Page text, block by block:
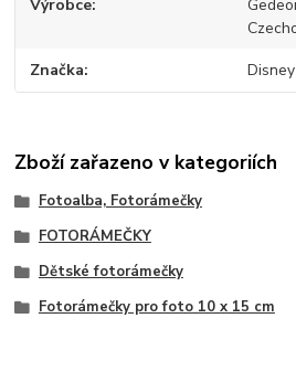
Výrobce
Značka Disney
Zboží zařazeno v kategoriích
Fotoalba, Fotorámečky
FOTORÁMEČKY
Dětské fotorámečky
Fotorámečky pro foto 10 x 15 cm